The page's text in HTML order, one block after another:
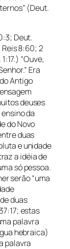
(Deut.
Deut.
Reis 8:60; 2
“Ouve,
Era
Antigo
deuses
da
do Novo
duas
e unidade
a idéia de
só pessoa.
serão “uma
duas
estas
palavra
hebraica)
palavra